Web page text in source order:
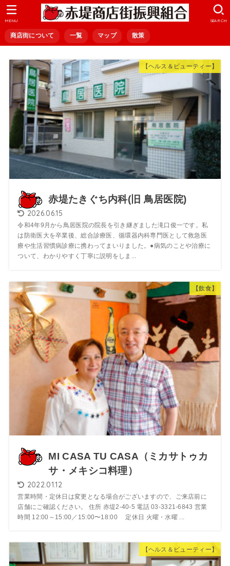
商店街について 一覧 マップ 散策
SEARCH
MENU
【ヘルス＆ビューティー】
赤堤たきぐち内科(旧 鳥居医院)
2026.06.15
令和4年9月から鳥居医院の院長を引き継ぎました滝口俊一です。私
は防衛医大を卒業後、総合診療医、循環器内科専門医として救急医
療や生活習慣病診療に携わってまいりました。●病気のことや治療に
ついて、わかりやすく丁寧に説明をしま...
【飲食】
MI CASA TU CASA（ミカサトゥカ
サ・メキシコ料理）
2022.01.12
営業時間・定休日は変更となる場合がございますので、ご来店前に
店舗にご確認ください。 住所 赤堤2-40-5 電話 03-3321-6843 営業
時間 12:00～15:00／15:00〜18:00 定休日 火曜・水曜 ...
【ヘルス＆ビューティー】